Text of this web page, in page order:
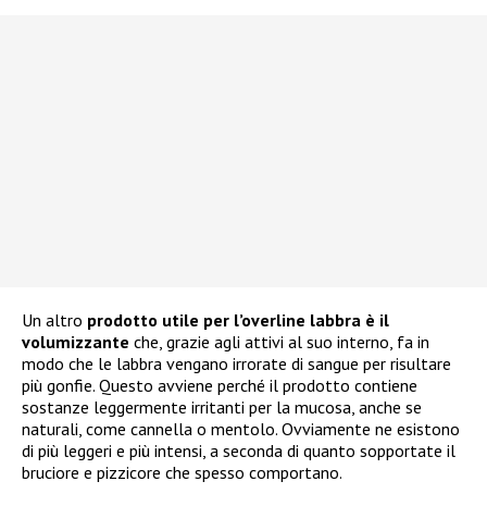
Un altro prodotto utile per l’overline labbra è il
volumizzante che, grazie agli attivi al suo interno, fa in
modo che le labbra vengano irrorate di sangue per risultare
più gonfie. Questo avviene perché il prodotto contiene
sostanze leggermente irritanti per la mucosa, anche se
naturali, come cannella o mentolo. Ovviamente ne esistono
di più leggeri e più intensi, a seconda di quanto sopportate il
bruciore e pizzicore che spesso comportano.